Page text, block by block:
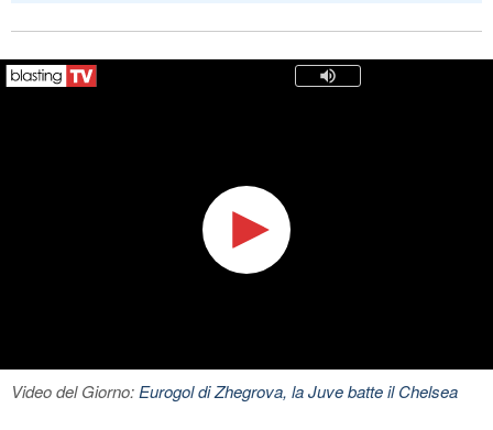
Video del Giorno:Eurogol di Zhegrova, la Juve batte il Chelsea